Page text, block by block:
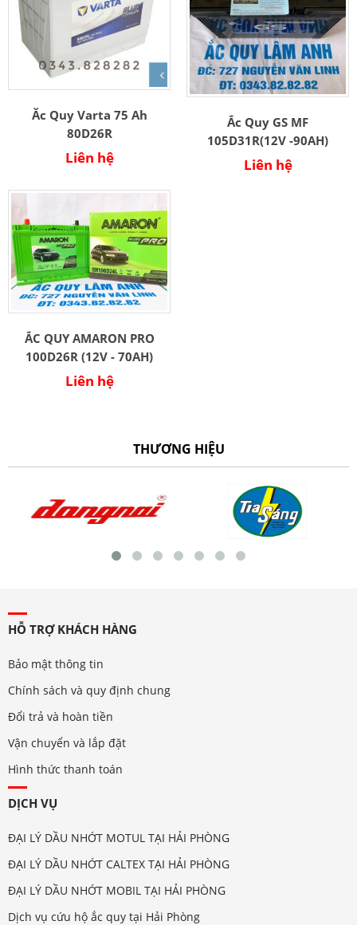
Ăc Quy Varta 75 Ah
80D26R
Liên hệ
Ắc Quy GS MF
105D31R(12V -90AH)
Liên hệ
ẮC QUY AMARON PRO
100D26R (12V - 70AH)
Liên hệ
THƯƠNG HIỆU
HỖ TRỢ KHÁCH HÀNG
Bảo mật thông tin
Chính sách và quy định chung
Đổi trả và hoàn tiền
Vận chuyển và lắp đặt
Hình thức thanh toán
DỊCH VỤ
ĐẠI LÝ DẦU NHỚT MOTUL TẠI HẢI PHÒNG
ĐẠI LÝ DẦU NHỚT CALTEX TẠI HẢI PHÒNG
ĐẠI LÝ DẦU NHỚT MOBIL TẠI HẢI PHÒNG
Dịch vụ cứu hộ ắc quy tại Hải Phòng